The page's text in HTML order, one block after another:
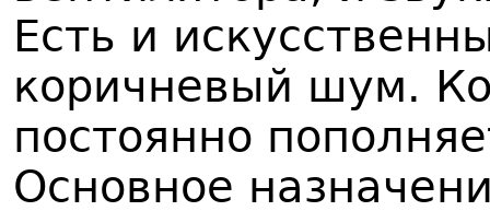
Есть и
коричневый шум.
постоянно
Основное